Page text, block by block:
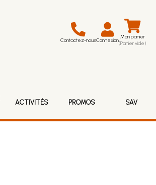
Contactez-nousConnexion Mon panier
(Panier vide)
ACTIVITÉS PROMOS SAV